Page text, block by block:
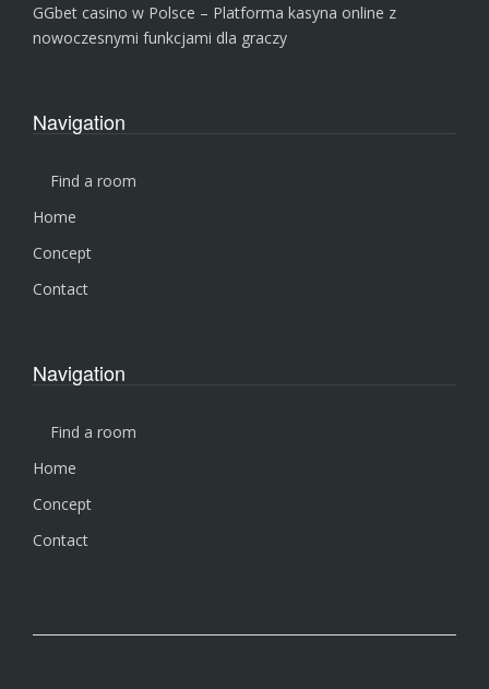
GGbet casino w Polsce – Platforma kasyna online z
nowoczesnymi funkcjami dla graczy
Navigation
Find a room
Home
Concept
Contact
Navigation
Find a room
Home
Concept
Contact